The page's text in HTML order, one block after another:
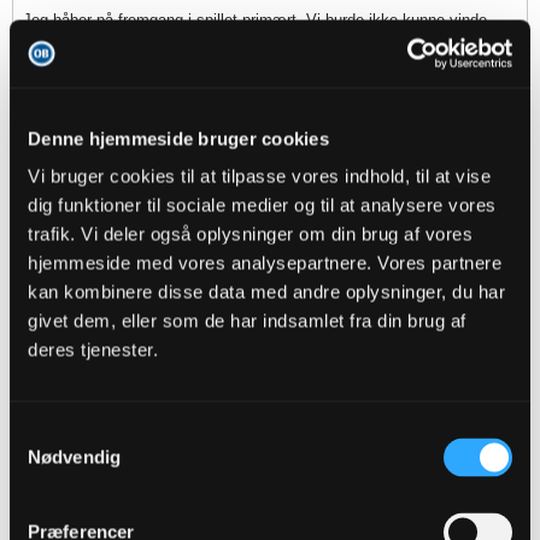
Denne hjemmeside bruger cookies
Vi bruger cookies til at tilpasse vores indhold, til at vise
dig funktioner til sociale medier og til at analysere vores
trafik. Vi deler også oplysninger om din brug af vores
hjemmeside med vores analysepartnere. Vores partnere
kan kombinere disse data med andre oplysninger, du har
givet dem, eller som de har indsamlet fra din brug af
deres tjenester.
Nødvendig
Præferencer
Jeg håber på fremgang i spillet primært. Vi burde ikke kunne vinde,
men har før spillet særlig godt mod de helt gode. Det er vigtigt at
starte godt så spillerne kan have troen og gejsten.
Håber Ivan kan præstere allerede i dag.
Member
Oprettet: Mar 2019 Indlæg: 31
#6
10-09-2022, 18:00
Hvad betyder tifoen?
#7
10-09-2022, 18:00